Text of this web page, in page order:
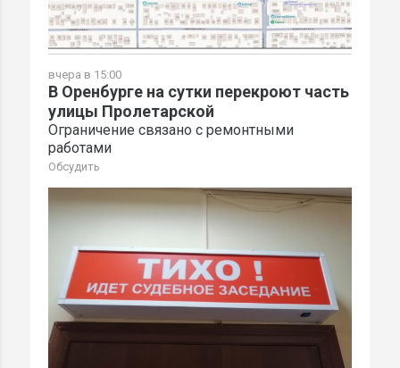
вчера в 15:00
В Оренбурге на сутки перекроют часть
улицы Пролетарской
Ограничение связано с ремонтными
работами
Обсудить